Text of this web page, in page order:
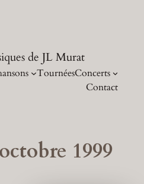
de JL Murat
TournéesConcerts
Contact
1999